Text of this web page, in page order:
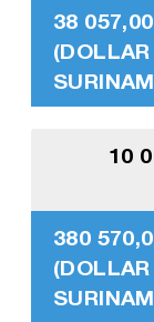
38
10
380